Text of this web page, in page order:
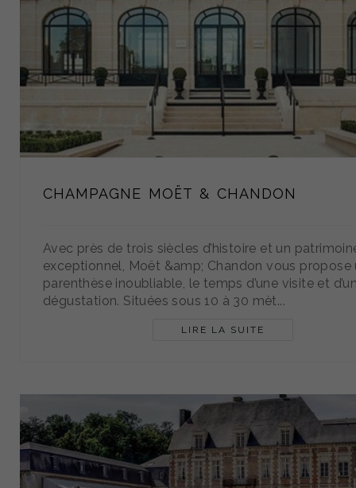
CHAMPAGNE MOËT & CHANDON
Avec près de trois siècles d’histoire et un
exceptionnel, Moët &amp; Chandon vous propose
parenthèse inoubliable, le temps d’une visite et
dégustation. Situées sous 10 à 30 mèt...
LIRE LA SUITE